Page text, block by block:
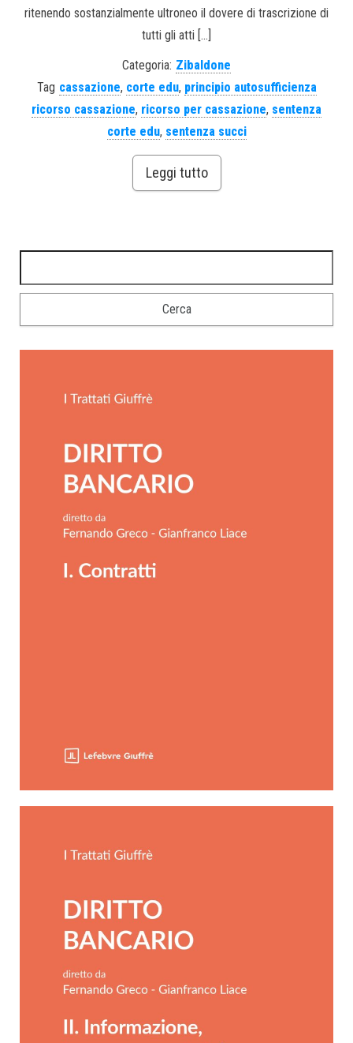
ritenendo sostanzialmente ultroneo il dovere di trascrizione di
tutti gli atti […]
Categoria: Zibaldone
Tag cassazione, corte edu, principio autosufficienza
ricorso cassazione, ricorso per cassazione, sentenza
corte edu, sentenza succi
Leggi tutto